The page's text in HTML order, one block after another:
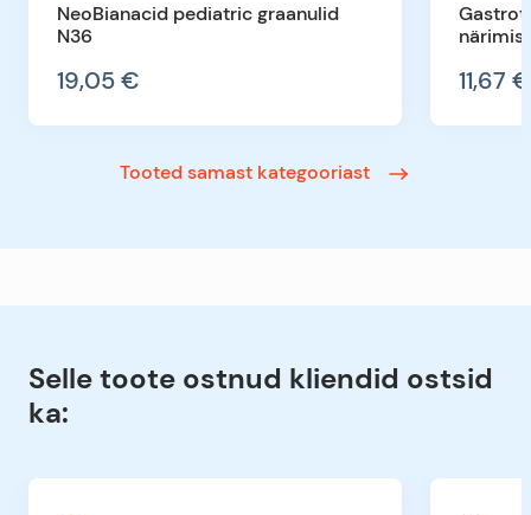
NeoBianacid pediatric graanulid
N36
19,05 € 11,67 €
Tooted samast kategooriast
Selle toote ostnud kliendid ostsid
ka: